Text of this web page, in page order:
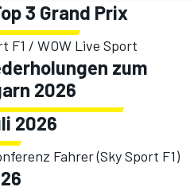
3 Grand Prix
F1 / WOW Live Sport
zum
2026
2026
Fahrer (Sky Sport F1)